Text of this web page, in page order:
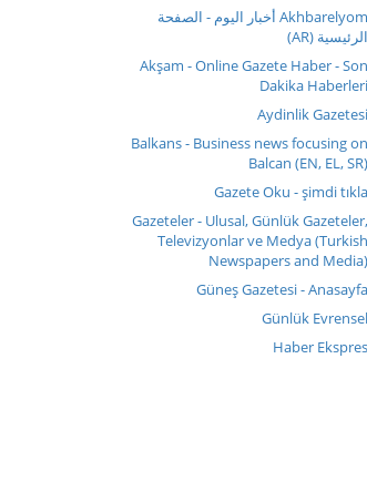
Akhbarelyom أخبار اليوم - الصفحة
الرئيسية (AR)
Akşam - Online Gazete Haber - Son
Dakika Haberleri
Aydinlik Gazetesi
Balkans - Business news focusing on
Balcan (EN, EL, SR)
Gazete Oku - şimdi tıkla
Gazeteler - Ulusal, Günlük Gazeteler,
Televizyonlar ve Medya (Turkish
Newspapers and Media)
Güneş Gazetesi - Anasayfa
Günlük Evrensel
Haber Ekspres